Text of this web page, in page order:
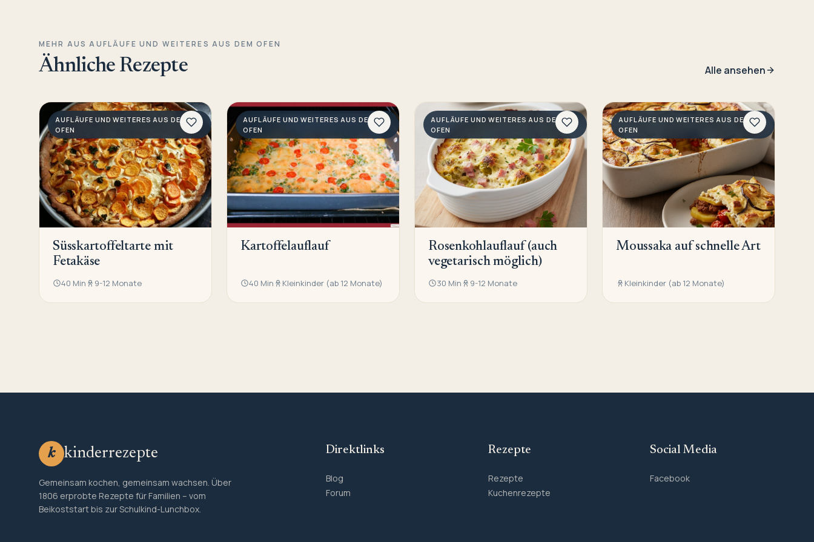
MEHR AUS AUFLÄUFE UND WEITERES AUS DEM OFEN
Ähnliche Rezepte Alle ansehen
AUFLÄUFE UND WEITERES AUS DEM
OFEN
Süsskartoffeltarte mit
Fetakäse
40 Min 9-12 Monate
AUFLÄUFE UND WEITERES AUS DEM
OFEN
Kartoffelauflauf
40 Min Kleinkinder (ab 12 Monate)
AUFLÄUFE UND WEITERES AUS DEM
OFEN
Rosenkohlauflauf (auch
vegetarisch möglich)
30 Min 9-12 Monate
AUFLÄUFE UND WEITERES AUS DEM
OFEN
Moussaka auf schnelle Art
Kleinkinder (ab 12 Monate)
k kinderrezepte
Gemeinsam kochen, gemeinsam wachsen. Über
1806 erprobte Rezepte für Familien – vom
Beikoststart bis zur Schulkind-Lunchbox.
Direktlinks
Blog
Forum
Rezepte
Rezepte
Kuchenrezepte
Social Media
Facebook